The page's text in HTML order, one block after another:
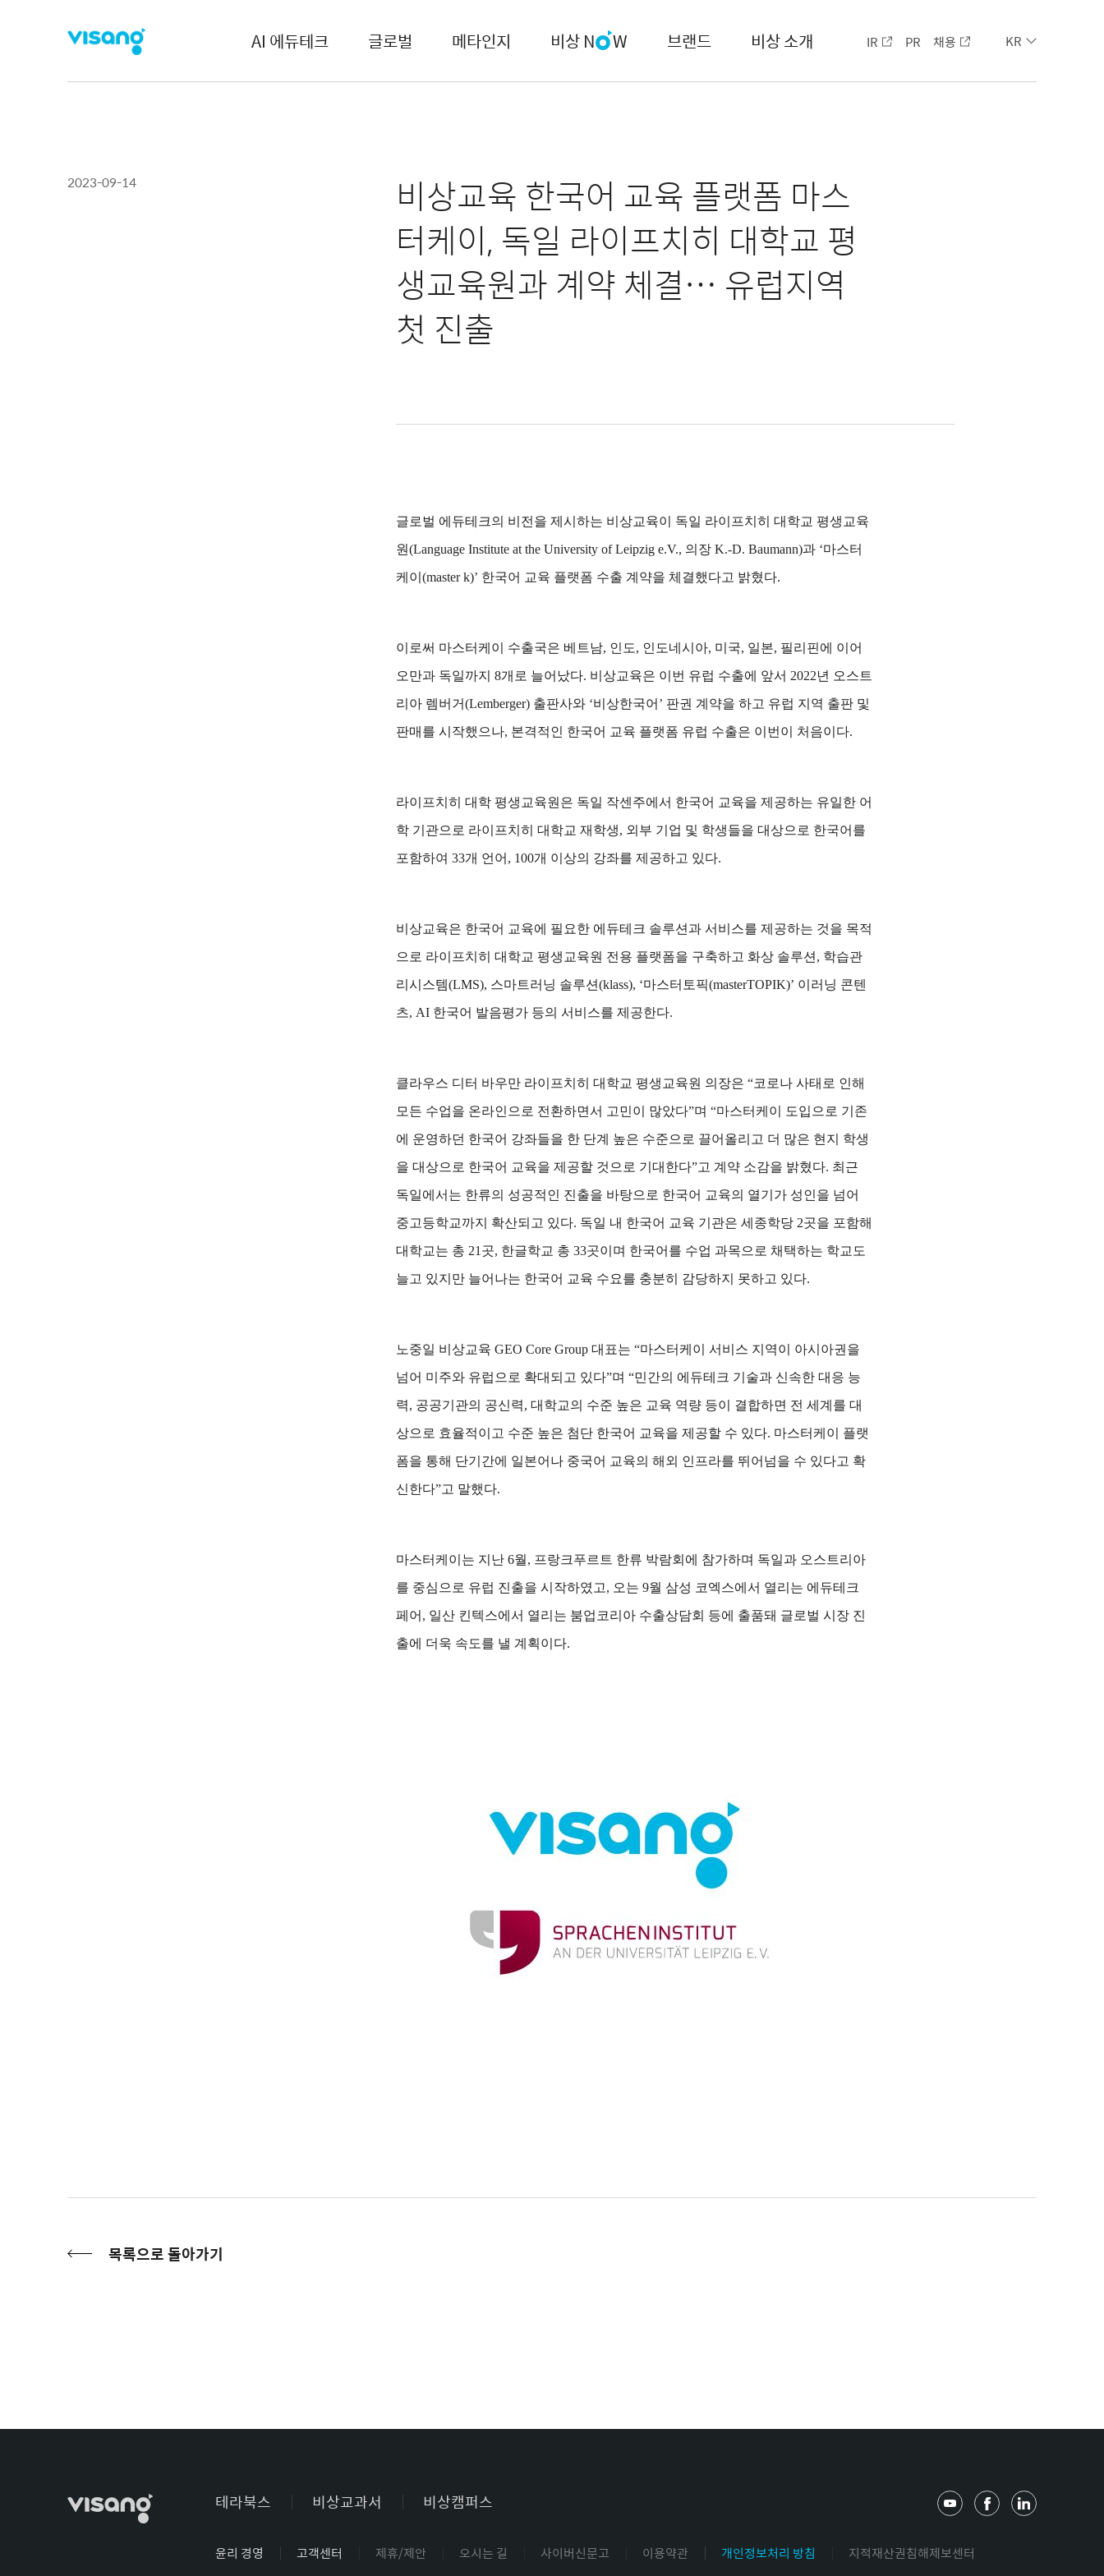
AI 에듀테크 글로벌 메타인지 비상 N W 브랜드 비상 소개 IR PR 채용 KR
2023-09-14
비상교육 한국어 교육 플랫폼 마스
터케이, 독일 라이프치히 대학교 평
생교육원과 계약 체결… 유럽지역
첫 진출
글로벌 에듀테크의 비전을 제시하는 비상교육이 독일 라이프치히 대학교 평생교육
원(Language Institute at the University of Leipzig e.V., 의장 K.-D. Baumann)과 ‘마스터
케이(master k)’ 한국어 교육 플랫폼 수출 계약을 체결했다고 밝혔다.
이로써 마스터케이 수출국은 베트남, 인도, 인도네시아, 미국, 일본, 필리핀에 이어
오만과 독일까지 8개로 늘어났다. 비상교육은 이번 유럽 수출에 앞서 2022년 오스트
리아 렘버거(Lemberger) 출판사와 ‘비상한국어’ 판권 계약을 하고 유럽 지역 출판 및
판매를 시작했으나, 본격적인 한국어 교육 플랫폼 유럽 수출은 이번이 처음이다.
라이프치히 대학 평생교육원은 독일 작센주에서 한국어 교육을 제공하는 유일한 어
학 기관으로 라이프치히 대학교 재학생, 외부 기업 및 학생들을 대상으로 한국어를
포함하여 33개 언어, 100개 이상의 강좌를 제공하고 있다.
비상교육은 한국어 교육에 필요한 에듀테크 솔루션과 서비스를 제공하는 것을 목적
으로 라이프치히 대학교 평생교육원 전용 플랫폼을 구축하고 화상 솔루션, 학습관
리시스템(LMS), 스마트러닝 솔루션(klass), ‘마스터토픽(masterTOPIK)’ 이러닝 콘텐
츠, AI 한국어 발음평가 등의 서비스를 제공한다.
클라우스 디터 바우만 라이프치히 대학교 평생교육원 의장은 “코로나 사태로 인해
모든 수업을 온라인으로 전환하면서 고민이 많았다”며 “마스터케이 도입으로 기존
에 운영하던 한국어 강좌들을 한 단계 높은 수준으로 끌어올리고 더 많은 현지 학생
을 대상으로 한국어 교육을 제공할 것으로 기대한다”고 계약 소감을 밝혔다. 최근
독일에서는 한류의 성공적인 진출을 바탕으로 한국어 교육의 열기가 성인을 넘어
중고등학교까지 확산되고 있다. 독일 내 한국어 교육 기관은 세종학당 2곳을 포함해
대학교는 총 21곳, 한글학교 총 33곳이며 한국어를 수업 과목으로 채택하는 학교도
늘고 있지만 늘어나는 한국어 교육 수요를 충분히 감당하지 못하고 있다.
노중일 비상교육 GEO Core Group 대표는 “마스터케이 서비스 지역이 아시아권을
넘어 미주와 유럽으로 확대되고 있다”며 “민간의 에듀테크 기술과 신속한 대응 능
력, 공공기관의 공신력, 대학교의 수준 높은 교육 역량 등이 결합하면 전 세계를 대
상으로 효율적이고 수준 높은 첨단 한국어 교육을 제공할 수 있다. 마스터케이 플랫
폼을 통해 단기간에 일본어나 중국어 교육의 해외 인프라를 뛰어넘을 수 있다고 확
신한다”고 말했다.
마스터케이는 지난 6월, 프랑크푸르트 한류 박람회에 참가하며 독일과 오스트리아
를 중심으로 유럽 진출을 시작하였고, 오는 9월 삼성 코엑스에서 열리는 에듀테크
페어, 일산 킨텍스에서 열리는 붐업코리아 수출상담회 등에 출품돼 글로벌 시장 진
출에 더욱 속도를 낼 계획이다.
목록으로 돌아가기
테라북스 비상교과서 비상캠퍼스
윤리 경영 고객센터 제휴/제안 오시는 길 사이버신문고 이용약관 개인정보처리 방침 지적재산권침해제보센터
유
튜
브
페
이
링
크